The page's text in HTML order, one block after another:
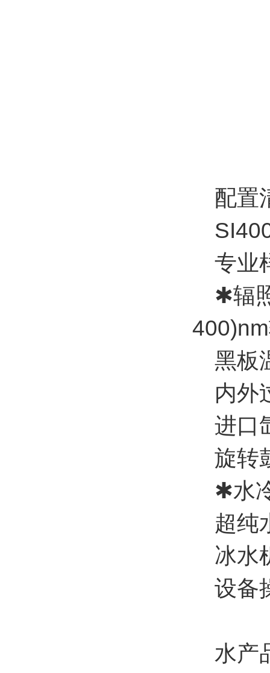
配置
专业
✱辐照
黑板
内外
进口
旋转
✱水冷
超纯
冰水
设备
水产